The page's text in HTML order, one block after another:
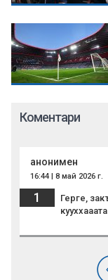
Коментари
анонимен
16:44 | 8 май 2026 г.
1
Герге,